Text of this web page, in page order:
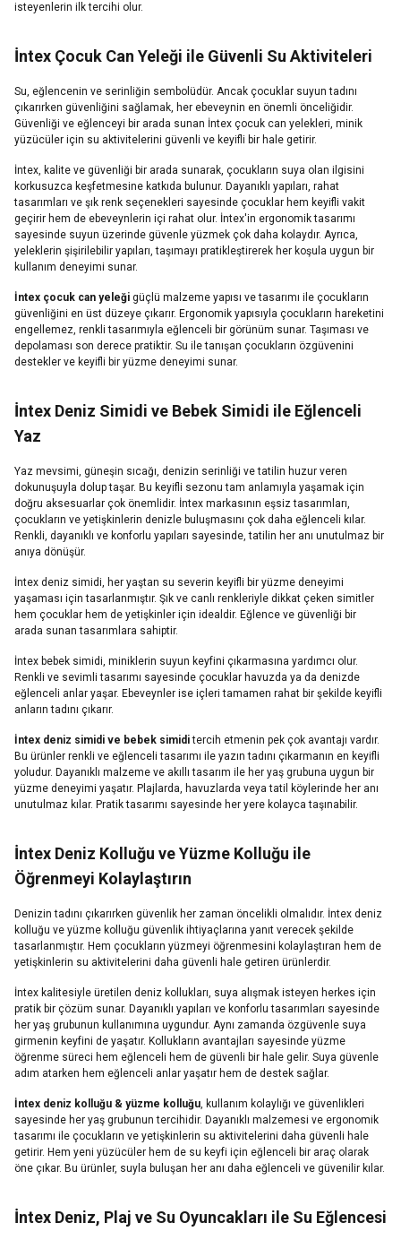
isteyenlerin ilk tercihi olur.
İntex Çocuk Can Yeleği ile Güvenli Su Aktiviteleri
Su, eğlencenin ve serinliğin sembolüdür. Ancak çocuklar suyun tadını
çıkarırken güvenliğini sağlamak, her ebeveynin en önemli önceliğidir.
Güvenliği ve eğlenceyi bir arada sunan İntex çocuk can yelekleri, minik
yüzücüler için su aktivitelerini güvenli ve keyifli bir hale getirir.
İntex, kalite ve güvenliği bir arada sunarak, çocukların suya olan ilgisini
korkusuzca keşfetmesine katkıda bulunur. Dayanıklı yapıları, rahat
tasarımları ve şık renk seçenekleri sayesinde çocuklar hem keyifli vakit
geçirir hem de ebeveynlerin içi rahat olur. İntex'in ergonomik tasarımı
sayesinde suyun üzerinde güvenle yüzmek çok daha kolaydır. Ayrıca,
yeleklerin şişirilebilir yapıları, taşımayı pratikleştirerek her koşula uygun bir
kullanım deneyimi sunar.
İntex çocuk can yeleği güçlü malzeme yapısı ve tasarımı ile çocukların
güvenliğini en üst düzeye çıkarır. Ergonomik yapısıyla çocukların hareketini
engellemez, renkli tasarımıyla eğlenceli bir görünüm sunar. Taşıması ve
depolaması son derece pratiktir. Su ile tanışan çocukların özgüvenini
destekler ve keyifli bir yüzme deneyimi sunar.
İntex Deniz Simidi ve Bebek Simidi ile Eğlenceli
Yaz
Yaz mevsimi, güneşin sıcağı, denizin serinliği ve tatilin huzur veren
dokunuşuyla dolup taşar. Bu keyifli sezonu tam anlamıyla yaşamak için
doğru aksesuarlar çok önemlidir. İntex markasının eşsiz tasarımları,
çocukların ve yetişkinlerin denizle buluşmasını çok daha eğlenceli kılar.
Renkli, dayanıklı ve konforlu yapıları sayesinde, tatilin her anı unutulmaz bir
anıya dönüşür.
İntex deniz simidi, her yaştan su severin keyifli bir yüzme deneyimi
yaşaması için tasarlanmıştır. Şık ve canlı renkleriyle dikkat çeken simitler
hem çocuklar hem de yetişkinler için idealdir. Eğlence ve güvenliği bir
arada sunan tasarımlara sahiptir.
İntex bebek simidi, miniklerin suyun keyfini çıkarmasına yardımcı olur.
Renkli ve sevimli tasarımı sayesinde çocuklar havuzda ya da denizde
eğlenceli anlar yaşar. Ebeveynler ise içleri tamamen rahat bir şekilde keyifli
anların tadını çıkarır.
İntex deniz simidi ve bebek simiditercih etmenin pek çok avantajı vardır.
Bu ürünler renkli ve eğlenceli tasarımı ile yazın tadını çıkarmanın en keyifli
yoludur. Dayanıklı malzeme ve akıllı tasarım ile her yaş grubuna uygun bir
yüzme deneyimi yaşatır. Plajlarda, havuzlarda veya tatil köylerinde her anı
unutulmaz kılar. Pratik tasarımı sayesinde her yere kolayca taşınabilir.
İntex Deniz Kolluğu ve Yüzme Kolluğu ile
Öğrenmeyi Kolaylaştırın
Denizin tadını çıkarırken güvenlik her zaman öncelikli olmalıdır. İntex deniz
kolluğu ve yüzme kolluğu güvenlik ihtiyaçlarına yanıt verecek şekilde
tasarlanmıştır. Hem çocukların yüzmeyi öğrenmesini kolaylaştıran hem de
yetişkinlerin su aktivitelerini daha güvenli hale getiren ürünlerdir.
İntex kalitesiyle üretilen deniz kollukları, suya alışmak isteyen herkes için
pratik bir çözüm sunar. Dayanıklı yapıları ve konforlu tasarımları sayesinde
her yaş grubunun kullanımına uygundur. Aynı zamanda özgüvenle suya
girmenin keyfini de yaşatır. Kollukların avantajları sayesinde yüzme
öğrenme süreci hem eğlenceli hem de güvenli bir hale gelir. Suya güvenle
adım atarken hem eğlenceli anlar yaşatır hem de destek sağlar.
İntex deniz kolluğu & yüzme kolluğu, kullanım kolaylığı ve güvenlikleri
sayesinde her yaş grubunun tercihidir. Dayanıklı malzemesi ve ergonomik
tasarımı ile çocukların ve yetişkinlerin su aktivitelerini daha güvenli hale
getirir. Hem yeni yüzücüler hem de su keyfi için eğlenceli bir araç olarak
öne çıkar. Bu ürünler, suyla buluşan her anı daha eğlenceli ve güvenilir kılar.
İntex Deniz, Plaj ve Su Oyuncakları ile Su Eğlencesi